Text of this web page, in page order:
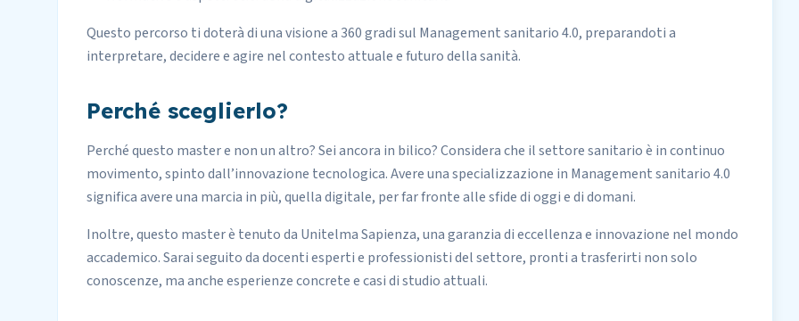
Questo percorso ti doterà di una visione a 360 gradi sul Management sanitario 4.0, preparandoti a
interpretare, decidere e agire nel contesto attuale e futuro della sanità.
Perché sceglierlo?
Perché questo master e non un altro? Sei ancora in bilico? Considera che il settore sanitario è in continuo
movimento, spinto dall’innovazione tecnologica. Avere una specializzazione in Management sanitario 4.0
significa avere una marcia in più, quella digitale, per far fronte alle sfide di oggi e di domani.
Inoltre, questo master è tenuto da Unitelma Sapienza, una garanzia di eccellenza e innovazione nel mondo
accademico. Sarai seguito da docenti esperti e professionisti del settore, pronti a trasferirti non solo
conoscenze, ma anche esperienze concrete e casi di studio attuali.